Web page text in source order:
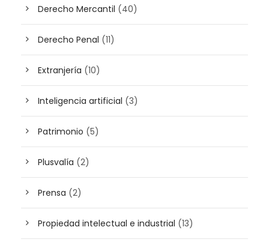
Derecho Mercantil (40)
Derecho Penal (11)
Extranjería (10)
Inteligencia artificial (3)
Patrimonio (5)
Plusvalía (2)
Prensa (2)
Propiedad intelectual e industrial (13)